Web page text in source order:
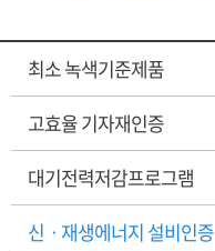
최소 녹색기준제품
고효율 기자재인증
대기전력저감프로그램
신ㆍ재생에너지 설비인증